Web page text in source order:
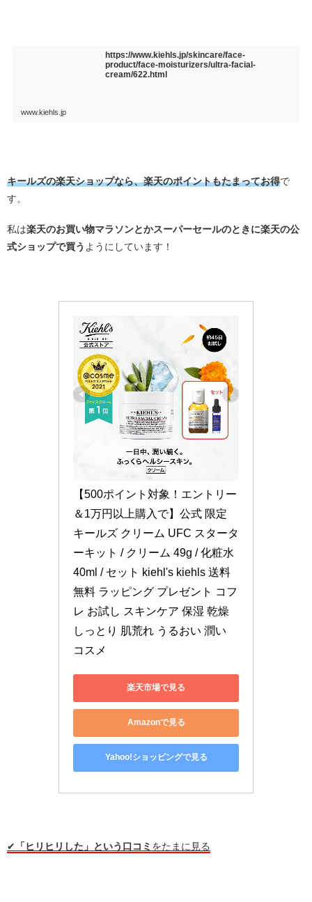
https://www.kiehls.jp/skincare/face-
product/face-moisturizers/ultra-facial-
cream/622.html
www.kiehls.jp
キールズの楽天ショップなら、楽天のポイントもたまってお得で
す。
私は楽天のお買い物マラソンとかスーパーセールのときに楽天の公
式ショップで買う ようにしています！
【500ポイント対象！エントリー
＆1万円以上購入で】公式 限定
キールズ クリーム UFC スタータ
ーキット / クリーム 49g / 化粧水
40ml / セット kiehl's kiehls 送料
無料 ラッピング プレゼント コフ
レ お試し スキンケア 保湿 乾燥
しっとり 肌荒れ うるおい 潤い
コスメ
楽天市場で見る
Amazonで見る
Yahoo!ショッピングで見る
✔︎ 「ヒリヒリした」という口コミ をたまに見る